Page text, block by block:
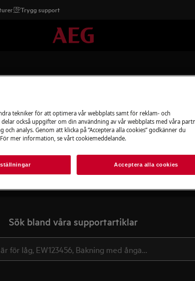
Trygg support
för Tvätt och tork
Sök bland våra supportartiklar
tekniker för att optimera vår webbplats samt för reklam- och
också uppgifter om din användning av vår webbplats med våra
och analys. Genom att klicka på ”Acceptera alla cookies” godkänner du
mer information, se vårt cookiemeddelande.
Acceptera alla cookies